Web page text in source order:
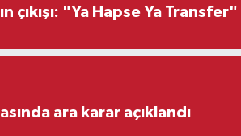
çıkışı: "Ya Hapse Ya Transfer"
ara karar açıklandı